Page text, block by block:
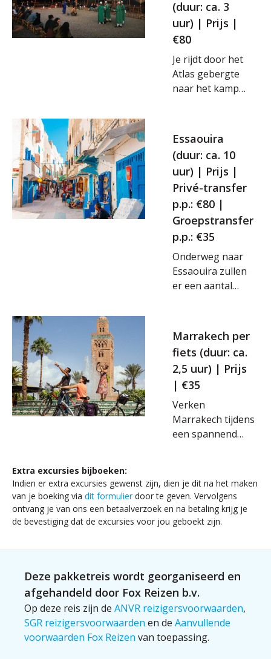
woestijn
begeleid per
quad. Onderweg
wordt er nog
even gestopt in
een Berbertent
voor
(duur: ca. 3
uur) | Prijs |
€80
Je rijdt door het
Atlas gebergte
naar het kamp
zal je een
kamelenrit
maken van
ongeveer 20
minuten met
aansluitend
Marokkaanse
thee en
Hierna geniet je
van een diner
onder de
kampvuur met
gezellige
muziek.
Essaouira
(duur: ca. 10
uur) | Prijs |
Privé-transfer
p.p.: €80 |
Groepstransfer
p.p.: €35
Onderweg naar
Essaouira zullen
er een aantal
in Essaouira
aangekomen heb
je zelf de vrijheid
om het stadje te
verkennen!
Bezoek onder
andere Place
Moulay El
Lealouj en het
strand om lekker
tot rust te
accommodatie
gebracht.
Marrakech per
fiets (duur: ca.
2,5 uur) | Prijs
| €35
Verken
Marrakech tijdens
een spannend
onder in de
levendige kleuren
van de medina,
fiets door
terwijl je langs de
oude stadsmuren
fietst en een
glimp opvangt
van de
Extra excursies bijboeken:
Indien er extra excursies gewenst zijn, dien je dit na het maken
van je boeking via dit formulierdoor te geven. Vervolgens
ontvang je van ons een betaalverzoek en na betaling krijg je
de bevestiging dat de excursies voor jou geboekt zijn.
Deze pakketreis wordt georganiseerd en
afgehandeld door Fox Reizen b.v.
Op deze reis zijn de ANVR reizigersvoorwaarden,
SGR reizigersvoorwaarden en de Aanvullende
voorwaarden Fox Reizen van toepassing.